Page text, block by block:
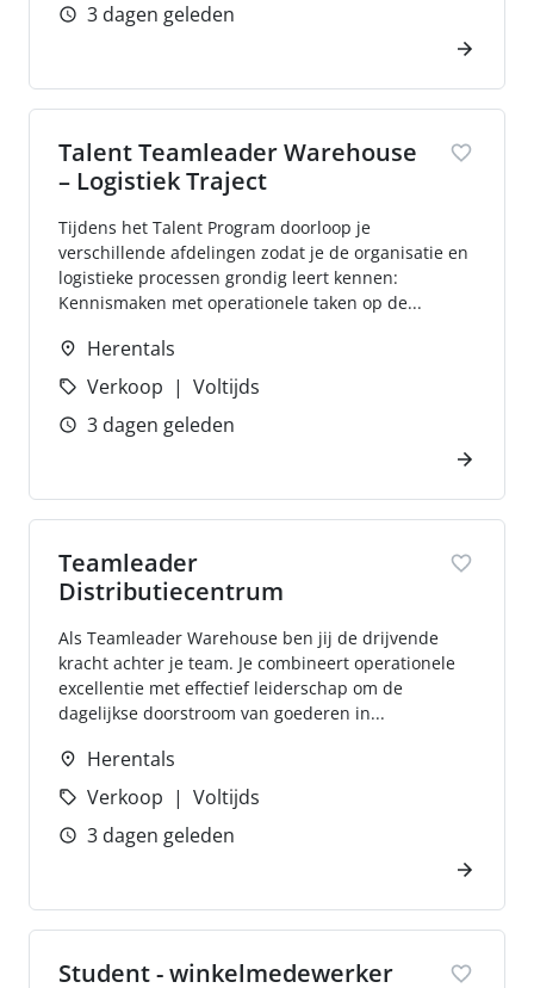
3 dagen geleden
Talent Teamleader Warehouse
– Logistiek Traject
Tijdens het Talent Program doorloop je
verschillende afdelingen zodat je de organisatie en
logistieke processen grondig leert kennen:
Kennismaken met operationele taken op de...
Herentals
Verkoop
Voltijds
3 dagen geleden
Teamleader
Distributiecentrum
Als Teamleader Warehouse ben jij de drijvende
kracht achter je team. Je combineert operationele
excellentie met effectief leiderschap om de
dagelijkse doorstroom van goederen in...
Herentals
Verkoop
Voltijds
3 dagen geleden
Student - winkelmedewerker